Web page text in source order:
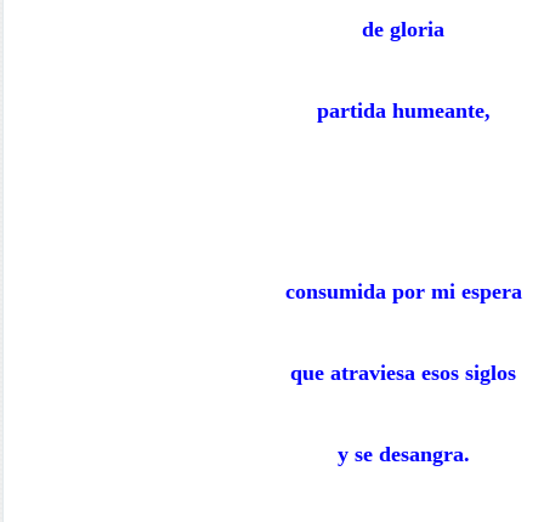
de gloria
partida humeante,
consumida por mi espera
que atraviesa esos siglos
y se desangra.